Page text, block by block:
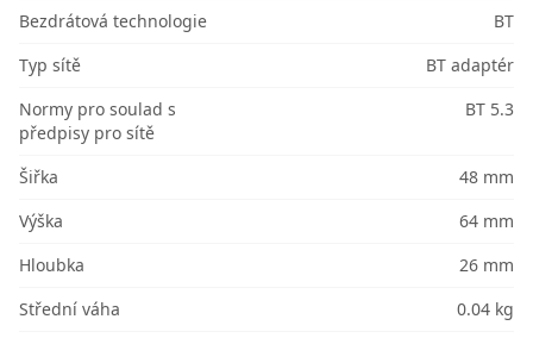
Bezdrátová technologie
BT
Typ sítě
BT adaptér
Normy pro soulad s
předpisy pro sítě
BT 5.3
Šiřka
48 mm
Výška
64 mm
Hloubka
26 mm
Střední váha
0.04 kg